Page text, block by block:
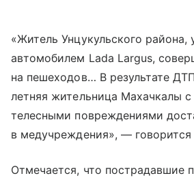
«Житель Унцукульского района,
автомобилем Lada Largus,
на пешеходов… В результате
летняя жительница Махачкалы
телесными повреждениями
в медучреждения», —
Отмечается, что пострадавшие